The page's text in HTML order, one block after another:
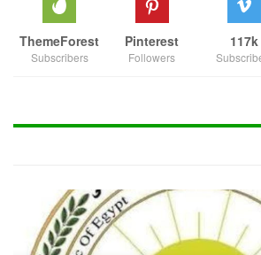
117k
Pinterest
Followers
ThemeForest
Subscribers